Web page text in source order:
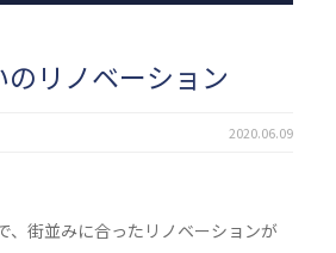
リノベーション
2020.06.09
、街並みに合ったリノベーションが